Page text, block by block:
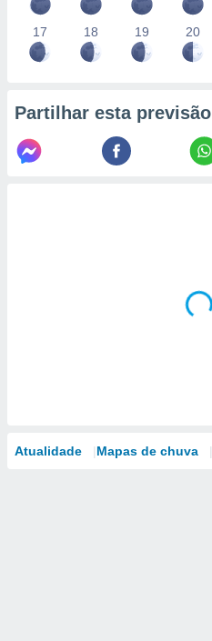
17 18 19 20
Partilhar esta previsão
Atualidade Mapas de chuva